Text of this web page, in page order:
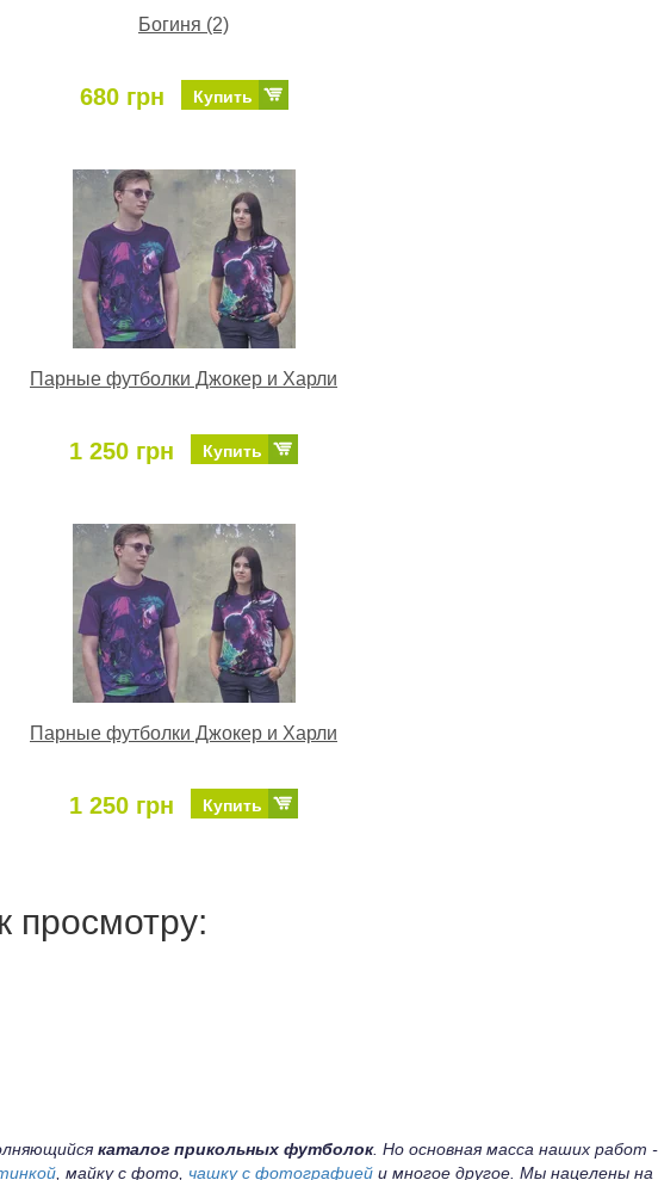
Богиня (2)
680 грн Купить
Парные футболки Джокер и Харли
1 250 грн Купить
Парные футболки Джокер и Харли
1 250 грн Купить
просмотру:
каталог прикольных футболок. Но основная масса наших работ -
, майку с фото, чашку с фотографиейи многое другое. Мы нацелены на